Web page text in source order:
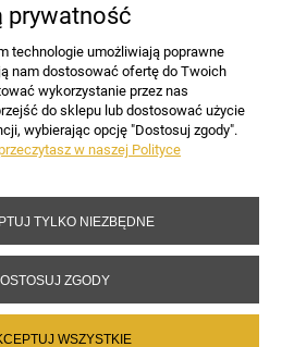
2026 Sakramento.pl
prywatność
technologie umożliwiają poprawne
nam dostosować ofertę do Twoich
wykorzystanie przez nas
do sklepu lub dostosować użycie
wybierając opcję "Dostosuj zgody".
w naszej Polityce
TYLKO NIEZBĘDNE
ZGODY
WSZYSTKIE